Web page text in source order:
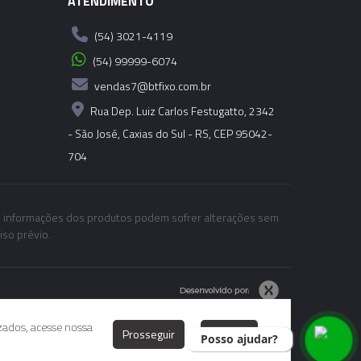
TÉRMICA - SHRINK FIT - HSK-
TÉRMICA - SHRINK FIT - HSK-
TÉRMICA - SHRINK FIT - HSK-
TÉRMICA - SHRINK FIT - HSK-
TÉRMICA - SHRINK FIT - HSK-
(54) 3021-4119
(54) 99999-6074
vendas7@btfixo.com.br
Rua Dep. Luiz Carlos Festugatto, 2342
- São José, Caxias do Sul - RS, CEP 95042-
704
informações dos produtos podem sofrer alterações sem
prévio.
Posso ajudar?
acesse nossa
Prosseguir Rejeitar